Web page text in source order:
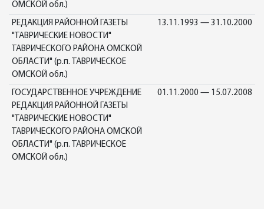
ОМСКОЙ обл.)
РЕДАКЦИЯ РАЙОННОЙ ГАЗЕТЫ
"ТАВРИЧЕСКИЕ НОВОСТИ"
ТАВРИЧЕСКОГО РАЙОНА ОМСКОЙ
ОБЛАСТИ" (р.п. ТАВРИЧЕСКОЕ
ОМСКОЙ обл.)
13.11.1993 — 31.10.2000
ГОСУДАРСТВЕННОЕ УЧРЕЖДЕНИЕ
РЕДАКЦИЯ РАЙОННОЙ ГАЗЕТЫ
"ТАВРИЧЕСКИЕ НОВОСТИ"
ТАВРИЧЕСКОГО РАЙОНА ОМСКОЙ
ОБЛАСТИ" (р.п. ТАВРИЧЕСКОЕ
ОМСКОЙ обл.)
01.11.2000 — 15.07.2008